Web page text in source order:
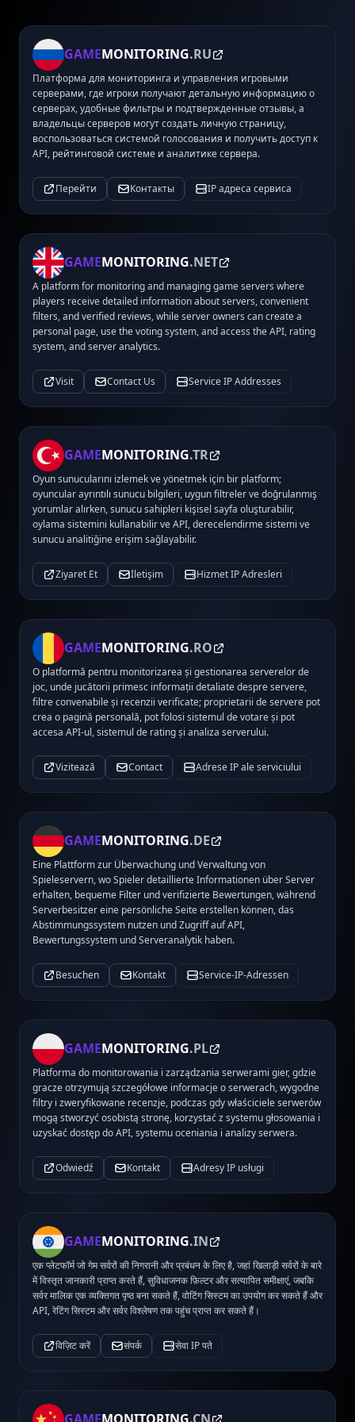
GAMEMONITORING.RU
Платформа для мониторинга и управления игровыми
серверами, где игроки получают детальную информацию о
серверах, удобные фильтры и подтвержденные отзывы, а
владельцы серверов могут создать личную страницу,
воспользоваться системой голосования и получить доступ к
API, рейтинговой системе и аналитике сервера.
Перейти Контакты IP адреса сервиса
GAMEMONITORING.NET
A platform for monitoring and managing game servers where
players receive detailed information about servers, convenient
filters, and verified reviews, while server owners can create a
personal page, use the voting system, and access the API, rating
system, and server analytics.
Visit Contact Us Service IP Addresses
GAMEMONITORING.TR
Oyun sunucularını izlemek ve yönetmek için bir platform;
oyuncular ayrıntılı sunucu bilgileri, uygun filtreler ve doğrulanmış
yorumlar alırken, sunucu sahipleri kişisel sayfa oluşturabilir,
oylama sistemini kullanabilir ve API, derecelendirme sistemi ve
sunucu analitiğine erişim sağlayabilir.
Ziyaret Et İletişim Hizmet IP Adresleri
GAMEMONITORING.RO
O platformă pentru monitorizarea și gestionarea serverelor de
joc, unde jucătorii primesc informații detaliate despre servere,
filtre convenabile și recenzii verificate; proprietarii de servere pot
crea o pagină personală, pot folosi sistemul de votare și pot
accesa API-ul, sistemul de rating și analiza serverului.
Vizitează Contact Adrese IP ale serviciului
GAMEMONITORING.DE
Eine Plattform zur Überwachung und Verwaltung von
Spieleservern, wo Spieler detaillierte Informationen über Server
erhalten, bequeme Filter und verifizierte Bewertungen, während
Serverbesitzer eine persönliche Seite erstellen können, das
Abstimmungssystem nutzen und Zugriff auf API,
Bewertungssystem und Serveranalytik haben.
Besuchen Kontakt Service-IP-Adressen
GAMEMONITORING.PL
Platforma do monitorowania i zarządzania serwerami gier, gdzie
gracze otrzymują szczegółowe informacje o serwerach, wygodne
filtry i zweryfikowane recenzje, podczas gdy właściciele serwerów
mogą stworzyć osobistą stronę, korzystać z systemu głosowania i
uzyskać dostęp do API, systemu oceniania i analizy serwera.
Odwiedź Kontakt Adresy IP usługi
GAMEMONITORING.IN
एक प्लेटफॉर्म जो गेम सर्वरों की निगरानी और प्रबंधन के लिए है, जहां खिलाड़ी सर्वरों के बारे
में विस्तृत जानकारी प्राप्त करते हैं, सुविधाजनक फ़िल्टर और सत्यापित समीक्षाएं, जबकि
सर्वर मालिक एक व्यक्तिगत पृष्ठ बना सकते हैं, वोटिंग सिस्टम का उपयोग कर सकते हैं और
API, रेटिंग सिस्टम और सर्वर विश्लेषण तक पहुंच प्राप्त कर सकते हैं।
विज़िट करें संपर्क सेवा IP पते